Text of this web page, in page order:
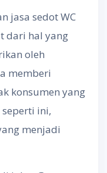
jasa sedot WC
dari hal yang
oleh
memberi
konsumen yang
ini,
menjadi